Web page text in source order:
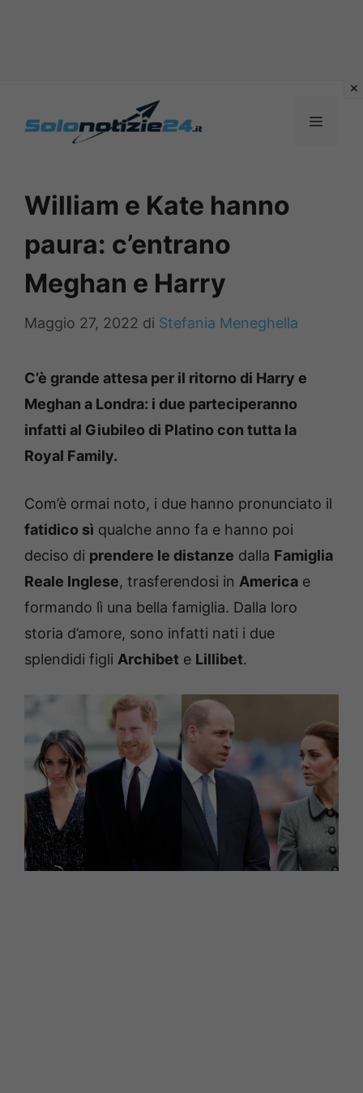
MENU
William e Kate hanno
paura: c’entrano
Meghan e Harry
Maggio 27, 2022 di Stefania Meneghella
C’è grande attesa per il ritorno di Harry e
Meghan a Londra: i due parteciperanno
infatti al Giubileo di Platino con tutta la
Royal Family.
Com’è ormai noto, i due hanno pronunciato il
fatidico sì qualche anno fa e hanno poi
deciso di prendere le distanze dalla Famiglia
Reale Inglese, trasferendosi in America e
formando lì una bella famiglia. Dalla loro
storia d’amore, sono infatti nati i due
splendidi figli Archibet e Lillibet.